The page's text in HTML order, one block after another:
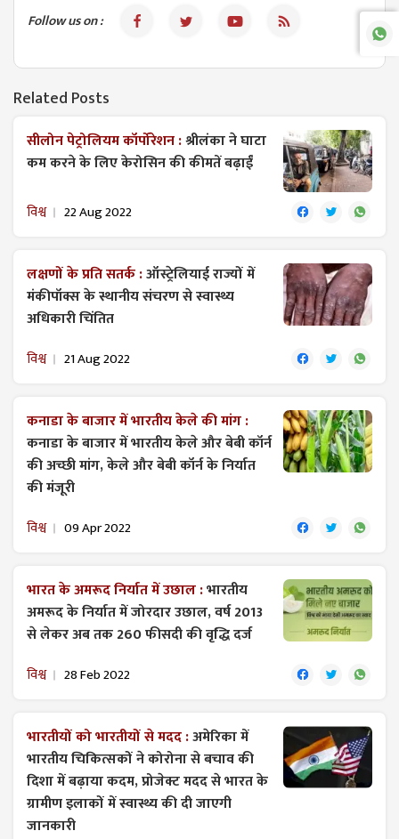
Follow us on :
Related Posts
सीलोन पेट्रोलियम कॉर्पोरेशन :श्रीलंका ने घाटा
कम करने के लिए केरोसिन की कीमतें बढ़ाईं
विश्व 22 Aug 2022
लक्षणों के प्रति सतर्क :ऑस्ट्रेलियाई राज्यों में
मंकीपॉक्स के स्थानीय संचरण से स्वास्थ्य
अधिकारी चिंतित
विश्व 21 Aug 2022
कनाडा के बाजार में भारतीय केले की मांग :
कनाडा के बाजार में भारतीय केले और बेबी कॉर्न
की अच्छी मांग, केले और बेबी कॉर्न के निर्यात
की मंजूरी
विश्व 09 Apr 2022
भारत के अमरूद निर्यात में उछाल :भारतीय
अमरूद के निर्यात में जोरदार उछाल, वर्ष 2013
से लेकर अब तक 260 फीसदी की वृद्धि दर्ज
विश्व 28 Feb 2022
भारतीयों को भारतीयों से मदद :अमेरिका में
भारतीय चिकित्सकों ने कोरोना से बचाव की
दिशा में बढ़ाया कदम, प्रोजेक्ट मदद से भारत के
ग्रामीण इलाकों में स्वास्थ्य की दी जाएगी
जानकारी